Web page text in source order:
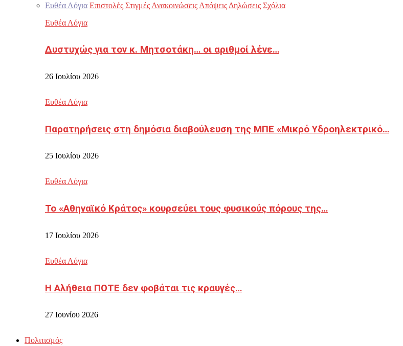
Ευθέα Λόγια Επιστολές Στιγμές Ανακοινώσεις Απόψεις Δηλώσεις Σχόλια
Ευθέα Λόγια
Δυστυχώς για τον κ. Μητσοτάκη… οι αριθμοί λένε…
26 Ιουλίου 2026
Ευθέα Λόγια
Παρατηρήσεις στη δημόσια διαβούλευση της ΜΠΕ «Μικρό Υδροηλεκτρικό…
25 Ιουλίου 2026
Ευθέα Λόγια
Το «Αθηναϊκό Κράτος» κουρσεύει τους φυσικούς πόρους της…
17 Ιουλίου 2026
Ευθέα Λόγια
Η Αλήθεια ΠΟΤΕ δεν φοβάται τις κραυγές…
27 Ιουνίου 2026
Πολιτισμός